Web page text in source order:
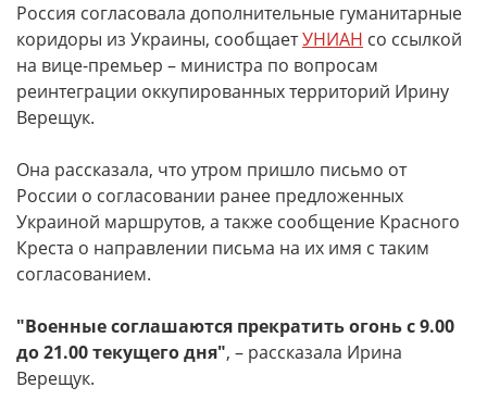
Россия согласовала дополнительные гуманитарные
коридоры из Украины, сообщаетУНИАН со ссылкой
на вице-премьер – министра по вопросам
реинтеграции оккупированных территорий Ирину
Верещук.
Она рассказала, что утром пришло письмо от
России о согласовании ранее предложенных
Украиной маршрутов, а также сообщение Красного
Креста о направлении письма на их имя с таким
согласованием.
"Военные соглашаются прекратить огонь с 9.00
до 21.00 текущего дня", – рассказала Ирина
Верещук.